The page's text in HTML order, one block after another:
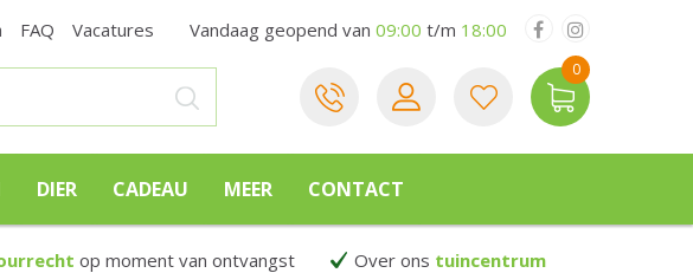
FAQ Vacatures Vandaag geopend van 09:00 t/m 18:00
DIER CADEAU MEER CONTACT
op moment van ontvangst Over ons tuincentrum